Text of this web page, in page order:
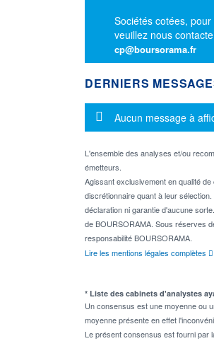
Sociétés cotées,
veuillez nous
cp@boursorama.fr
DERNIERS
Message
Aucun message à
L'ensemble des analyses et/ou
émetteurs.
Agissant exclusivement en qualité
discrétionnaire quant à leur
déclaration ni garantie d'aucune
de BOURSORAMA. Sous réserves
responsabilité BOURSORAMA.
Lire les mentions légales complètes
* Liste des cabinets d'analystes
Un consensus est une moyenne ou
moyenne présente en effet
Le présent consensus est fourni par